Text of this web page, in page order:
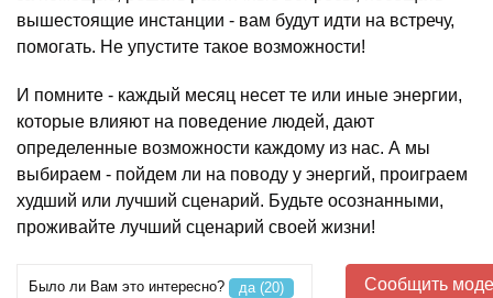
вышестоящие инстанции - вам будут идти на встречу,
помогать. Не упустите такое возможности!
И помните - каждый месяц несет те или иные энергии,
которые влияют на поведение людей, дают
определенные возможности каждому из нас. А мы
выбираем - пойдем ли на поводу у энергий, проиграем
худший или лучший сценарий. Будьте осознанными,
проживайте лучший сценарий своей жизни!
Было ли Вам это интересно?
да (20)
Сообщить